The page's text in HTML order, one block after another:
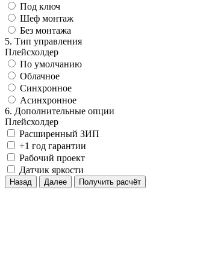
Под ключ
Шеф монтаж
Без монтажа
5. Тип управления
Плейсхолдер
По умолчанию
Облачное
Синхронное
Асинхронное
6. Дополнительные опции
Плейсхолдер
Расширенный ЗИП
+1 год гарантии
Рабочий проект
Датчик яркости
Назад Далее Получить расчёт